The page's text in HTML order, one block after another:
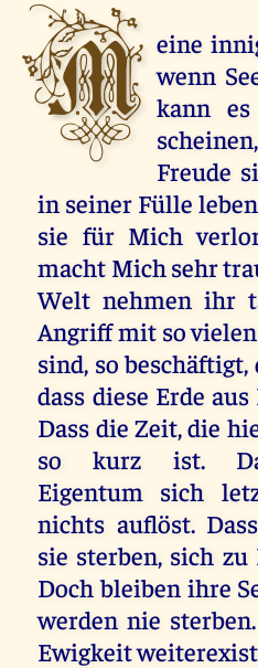
M eine
wenn
kann
Freude
in seiner Fülle
sie für Mich
macht Mich sehr
Welt nehmen ihr
Angriff mit so
sind, so beschäftigt,
dass diese Erde
Dass die Zeit, die
so kurz ist.
Eigentum sich
nichts auflöst.
sie sterben, sich
Doch bleiben ihre
werden nie
Ewigkeit